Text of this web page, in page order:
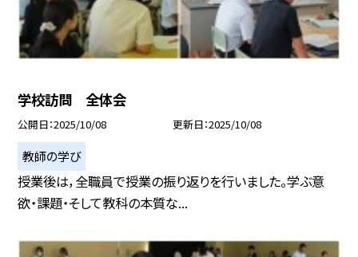
学校訪問 全体会
公開日 2025/10/08 更新日 2025/10/08
教師の学び
授業後は，全職員で授業の振り返りを行いました。学ぶ意
欲・課題・そして教科の本質な...